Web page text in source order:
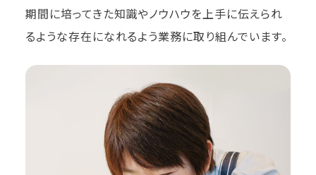
期間に培ってきた知識やノウハウを上手に伝えられ
るような存在になれるよう業務に取り組んでいます。